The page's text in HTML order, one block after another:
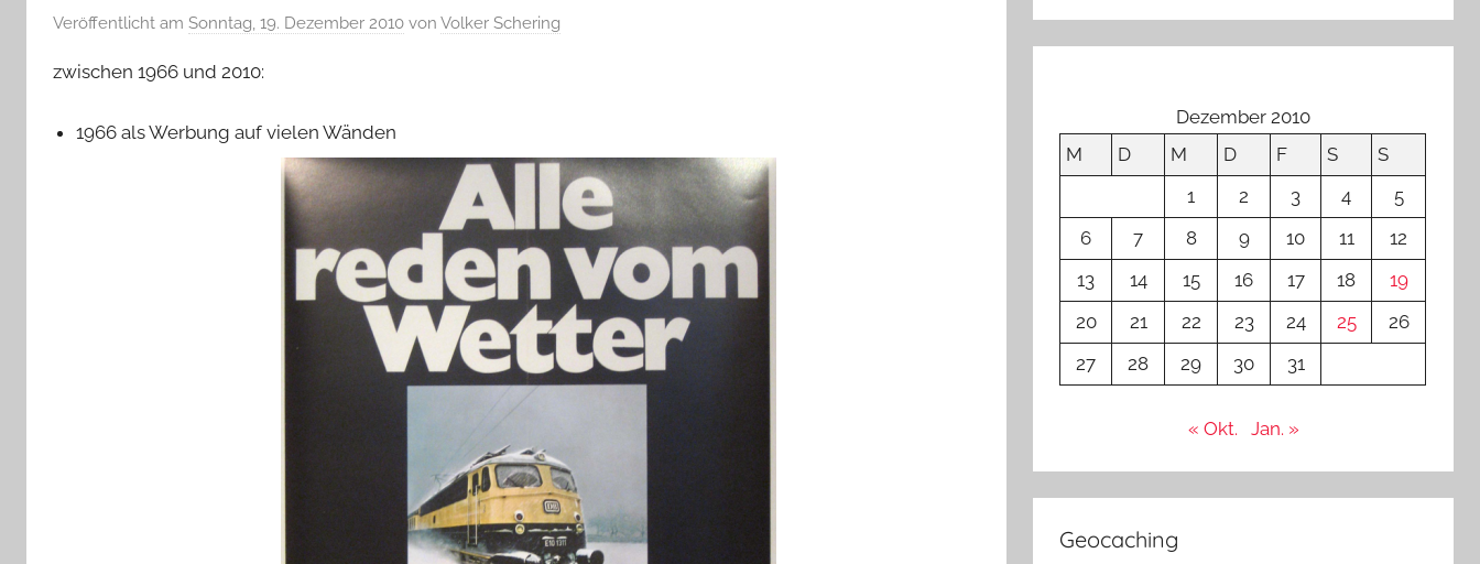
Veröffentlicht am Sonntag, 19. Dezember 2010 von Volker Schering
zwischen 1966 und 2010:
1966 als Werbung auf vielen Wänden
Dezember 2010
M
D M D F S
S
1
2 3 4
5
6
7 8 9 10 11
12
13
14 15 16 17 18
19
20
21 22 23 24 25
26
27
28 29 30 31
« Okt. Jan. »
Geocaching